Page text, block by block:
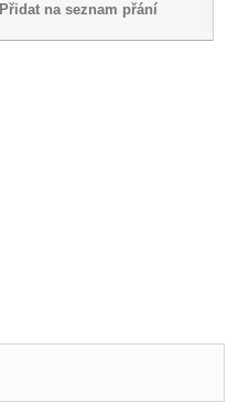
Přidat na seznam přání